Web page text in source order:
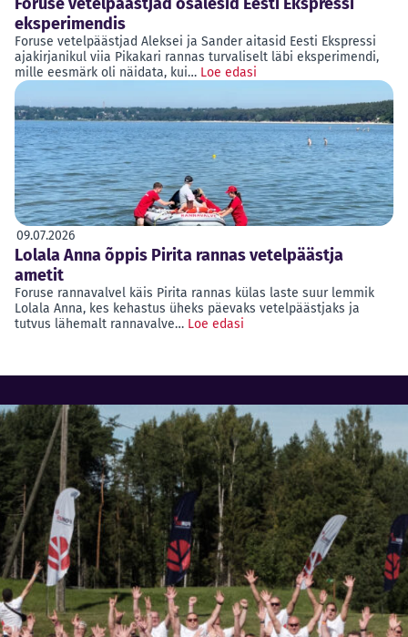
eksperimendis
Foruse vetelpäästjad Aleksei ja Sander aitasid Eesti Ekspressi
ajakirjanikul viia Pikakari rannas turvaliselt läbi eksperimendi,
mille eesmärk oli näidata, kui… Loe edasi
09.07.2026
Lolala Anna õppis Pirita rannas vetelpäästja
ametit
Foruse rannavalvel käis Pirita rannas külas laste suur lemmik
Lolala Anna, kes kehastus üheks päevaks vetelpäästjaks ja
tutvus lähemalt rannavalve… Loe edasi